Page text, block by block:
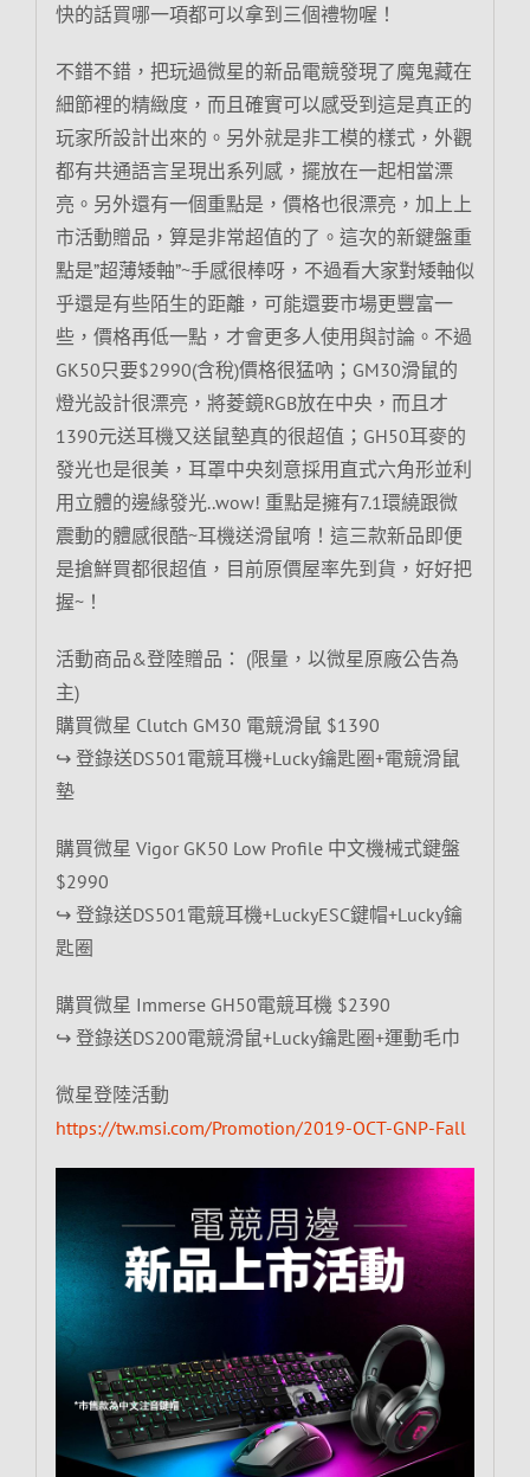
快的話買哪一項都可以拿到三個禮物喔！
不錯不錯，把玩過微星的新品電競發現了魔鬼藏在
細節裡的精緻度，而且確實可以感受到這是真正的
玩家所設計出來的。另外就是非工模的樣式，外觀
都有共通語言呈現出系列感，擺放在一起相當漂
亮。另外還有一個重點是，價格也很漂亮，加上上
市活動贈品，算是非常超值的了。這次的新鍵盤重
點是”超薄矮軸”~手感很棒呀，不過看大家對矮軸似
乎還是有些陌生的距離，可能還要市場更豐富一
些，價格再低一點，才會更多人使用與討論。不過
GK50只要$2990(含稅)價格很猛吶；GM30滑鼠的
燈光設計很漂亮，將菱鏡RGB放在中央，而且才
1390元送耳機又送鼠墊真的很超值；GH50耳麥的
發光也是很美，耳罩中央刻意採用直式六角形並利
用立體的邊緣發光..wow! 重點是擁有7.1環繞跟微
震動的體感很酷~耳機送滑鼠唷！這三款新品即便
是搶鮮買都很超值，目前原價屋率先到貨，好好把
握~！
活動商品&登陸贈品： (限量，以微星原廠公告為
主)
購買微星 Clutch GM30 電競滑鼠 $1390
↪ 登錄送DS501電競耳機+Lucky鑰匙圈+電競滑鼠
墊
購買微星 Vigor GK50 Low Profile 中文機械式鍵盤
$2990
↪ 登錄送DS501電競耳機+LuckyESC鍵帽+Lucky鑰
匙圈
購買微星 Immerse GH50電競耳機 $2390
↪ 登錄送DS200電競滑鼠+Lucky鑰匙圈+運動毛巾
微星登陸活動
https://tw.msi.com/Promotion/2019-OCT-GNP-Fall